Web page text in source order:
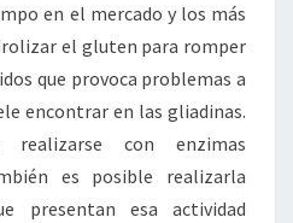
en el mercado y los más
el gluten para romper
que provoca problemas a
encontrar en las gliadinas.
realizarse con enzimas
es posible realizarla
presentan esa actividad